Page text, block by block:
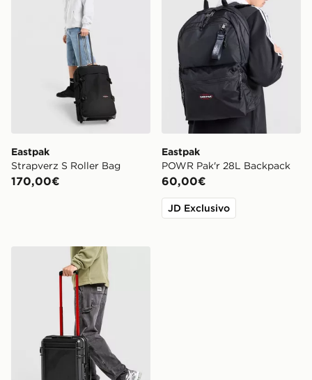
Eastpak
Strapverz S Roller Bag
170,00€
Eastpak
POWR Pak'r 28L Backpack
60,00€
JD Exclusivo
Eastpak Borsa Cabin Resist'r Zip